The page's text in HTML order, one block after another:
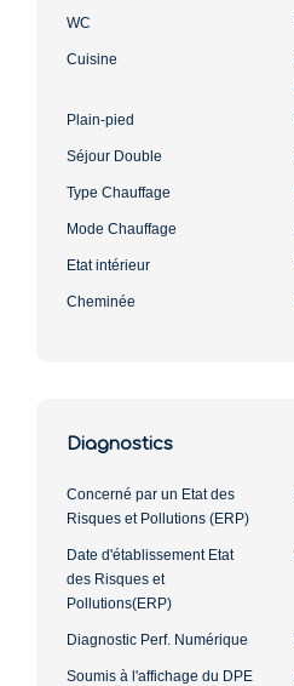
WC
Cuisine
Plain-pied
Séjour Double
Type Chauffage
Mode Chauffage
Etat intérieur
Cheminée
Diagnostics
Concerné par un Etat des
Risques et Pollutions (ERP)
Date d'établissement Etat
des Risques et
Pollutions(ERP)
Diagnostic Perf. Numérique
Soumis à l'affichage du DPE